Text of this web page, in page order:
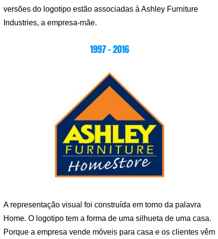
versões do logotipo estão associadas à Ashley Furniture
Industries, a empresa-mãe.
1997 – 2016
A representação visual foi construída em torno da palavra
Home. O logotipo tem a forma de uma silhueta de uma casa.
Porque a empresa vende móveis para casa e os clientes vêm